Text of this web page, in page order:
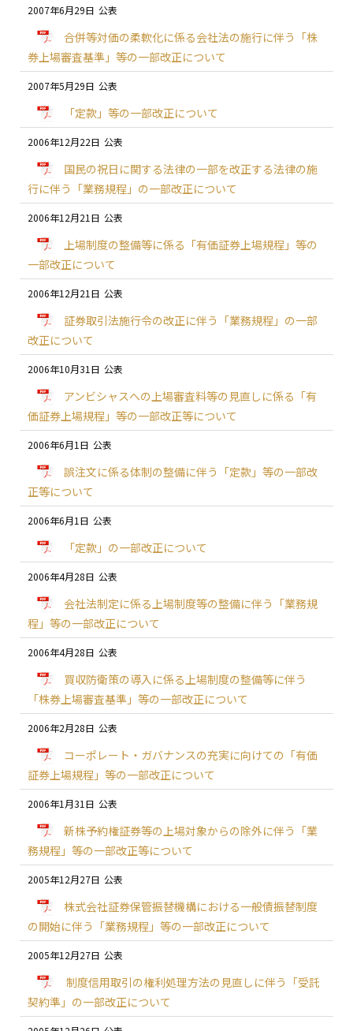
2007年6月29日
合併等対価の柔軟化に係る会社法の施行に伴う「株
券上場審査基準」等の一部改正について
2007年5月29日
「定款」等の一部改正について
2006年12月22日
国民の祝日に関する法律の一部を改正する法律の施
行に伴う「業務規程」の一部改正について
2006年12月21日
上場制度の整備等に係る「有価証券上場規程」等の
一部改正について
2006年12月21日
証券取引法施行令の改正に伴う「業務規程」の一部
改正について
2006年10月31日
アンビシャスへの上場審査料等の見直しに係る「有
価証券上場規程」等の一部改正等について
2006年6月1日
誤注文に係る体制の整備に伴う「定款」等の一部改
正等について
2006年6月1日
「定款」の一部改正について
2006年4月28日
会社法制定に係る上場制度等の整備に伴う「業務規
程」等の一部改正について
2006年4月28日
買収防衛策の導入に係る上場制度の整備等に伴う
「株券上場審査基準」等の一部改正について
2006年2月28日
コーポレート・ガバナンスの充実に向けての「有価
証券上場規程」等の一部改正について
2006年1月31日
新株予約権証券等の上場対象からの除外に伴う「業
務規程」等の一部改正等について
2005年12月27日
株式会社証券保管振替機構における一般債振替制度
の開始に伴う「業務規程」等の一部改正について
2005年12月27日
制度信用取引の権利処理方法の見直しに伴う「受託
契約準」の一部改正について